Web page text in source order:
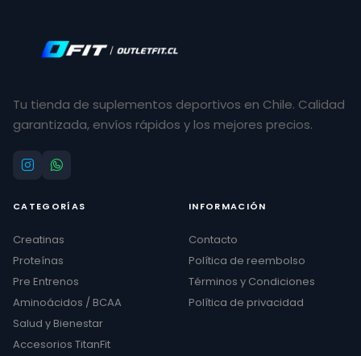
Tu tienda de suplementos deportivos en Chile. Calidad
garantizada, envíos rápidos y los mejores precios.
CATEGORÍAS
Creatinas
Proteínas
Pre Entrenos
Aminoácidos / BCAA
Salud y Bienestar
Accesorios TitanFit
INFORMACIÓN
Contacto
Política de reembolso
Términos y Condiciones
Política de privacidad